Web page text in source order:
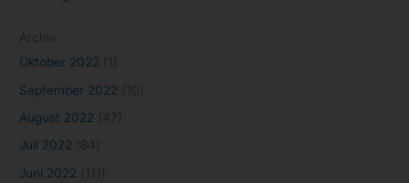
Oktober 2022
September 2022
August 2022
Juli 2022
Juni 2022